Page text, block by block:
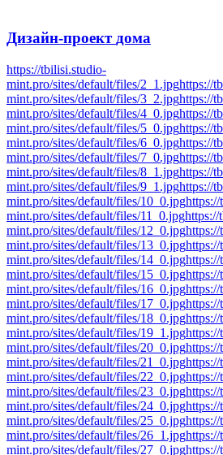
Дизайн-проектдома
https://tbilisi.studio-
mint.pro/sites/default/files/2_1.jpghttps://
mint.pro/sites/default/files/3_2.jpghttps://
mint.pro/sites/default/files/4_0.jpghttps://
mint.pro/sites/default/files/5_0.jpghttps://
mint.pro/sites/default/files/6_0.jpghttps://
mint.pro/sites/default/files/7_0.jpghttps://
mint.pro/sites/default/files/8_1.jpghttps://
mint.pro/sites/default/files/9_1.jpghttps://
mint.pro/sites/default/files/10_0.jpg
mint.pro/sites/default/files/11_0.jpghttps://
mint.pro/sites/default/files/12_0.jpg
mint.pro/sites/default/files/13_0.jpg
mint.pro/sites/default/files/14_0.jpg
mint.pro/sites/default/files/15_0.jpg
mint.pro/sites/default/files/16_0.jpg
mint.pro/sites/default/files/17_0.jpg
mint.pro/sites/default/files/18_0.jpg
mint.pro/sites/default/files/19_1.jpg
mint.pro/sites/default/files/20_0.jpg
mint.pro/sites/default/files/21_0.jpg
mint.pro/sites/default/files/22_0.jpg
mint.pro/sites/default/files/23_0.jpg
mint.pro/sites/default/files/24_0.jpg
mint.pro/sites/default/files/25_0.jpg
mint.pro/sites/default/files/26_1.jpg
mint.pro/sites/default/files/27_0.jpg